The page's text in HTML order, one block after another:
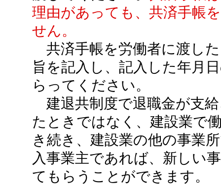
理由があっても、共済手帳
せん。
共済手帳を労働者に渡し
旨を記入し、記入した年月
らってください。
建退共制度で退職金が支
たときではなく、建設業で
き続き、建設業の他の事業
入事業主であれば、新しい
てもらうことができます。